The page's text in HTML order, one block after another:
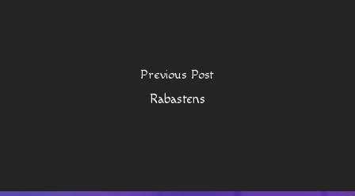
Previous Post
Rabastens